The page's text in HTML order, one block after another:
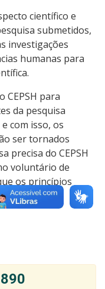
científico e
submetidos,
investigações
humanas para
CEPSH para
da pesquisa
com isso, os
ser tornados
precisa do CEPSH
voluntário de
os princípios
etapas da